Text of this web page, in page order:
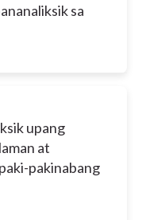
sa
upang
at
pakinabang